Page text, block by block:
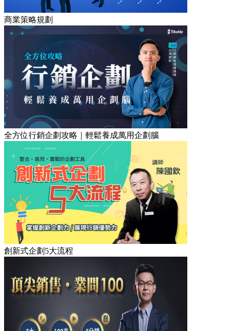
商業策略規劃
全方位行銷企劃攻略｜輕鬆養成萬用企劃腦
創新式企劃5大流程